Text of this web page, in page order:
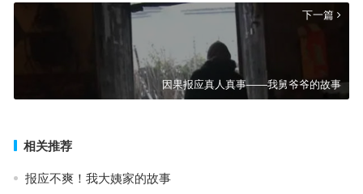
下一篇
因果报应真人真事——我舅爷爷的故事
相关推荐
报应不爽！我大姨家的故事